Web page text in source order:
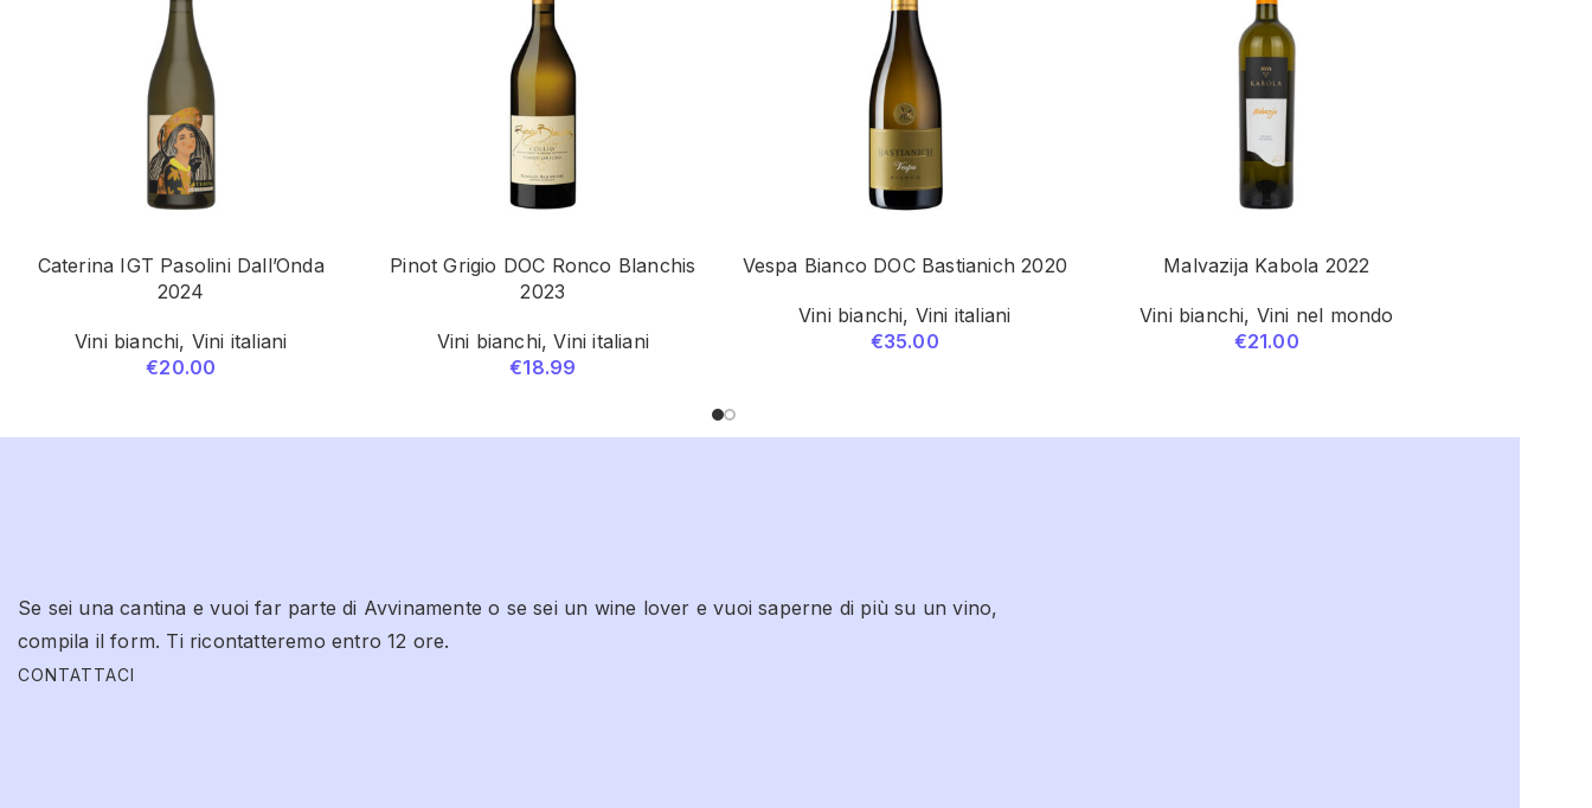
Caterina IGT Pasolini Dall’Onda
2024
Vini bianchi, Vini italiani
€20.00
Pinot Grigio DOC Ronco Blanchis
2023
Vini bianchi,Vini italiani
€18.99
Vespa Bianco DOC Bastianich 2020
Vini bianchi, Vini italiani
€35.00
Malvazija Kabola 2022
Vini bianchi, Vini nel mondo
€21.00
Se sei una cantina e vuoi far parte di Avvinamente o se sei un wine lover e vuoi saperne di più su un vino,
compila il form. Ti ricontatteremo entro 12 ore.
CONTATTACI